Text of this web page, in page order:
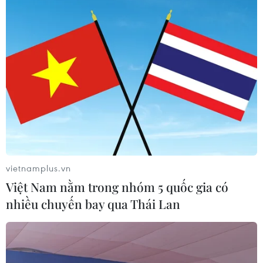
Tây Ninh thúc đẩy bình dân học vụ
số, tạo động lực phát triển kinh tế số
07/08/2026 07:17
Hàn Quốc đầu tư xây “Thung lũng
K-Vietnam” gắn với hậu duệ dòng họ
Lý
07/08/2026 06:30
Xem thêm
vietnamplus.vn
Việt Nam nằm trong nhóm 5 quốc gia có
nhiều chuyến bay qua Thái Lan